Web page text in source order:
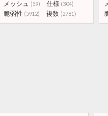
メッシュ (59) 仕様 (304)
脆弱性 (5912) 複数 (2781)